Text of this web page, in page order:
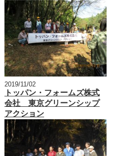
2019/11/02
トッパン・フォームズ株式
会社 東京グリーンシップ
アクション